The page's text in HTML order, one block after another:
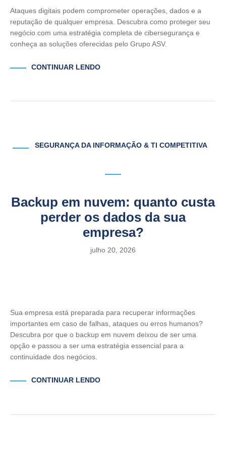
Ataques digitais podem comprometer operações, dados e a
reputação de qualquer empresa. Descubra como proteger seu
negócio com uma estratégia completa de cibersegurança e
conheça as soluções oferecidas pelo Grupo ASV.
CONTINUAR LENDO
SEGURANÇA DA INFORMAÇÃO & TI COMPETITIVA
Backup em nuvem: quanto custa
perder os dados da sua
empresa?
julho 20, 2026
Sua empresa está preparada para recuperar informações
importantes em caso de falhas, ataques ou erros humanos?
Descubra por que o backup em nuvem deixou de ser uma
opção e passou a ser uma estratégia essencial para a
continuidade dos negócios.
CONTINUAR LENDO